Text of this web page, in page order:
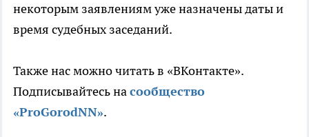
некоторым заявлениям уже назначены даты и
время судебных заседаний.
Также нас можно читать в «ВКонтакте».
Подписывайтесь насообщество
«ProGorodNN».